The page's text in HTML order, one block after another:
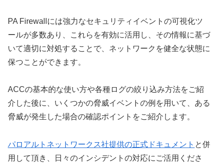
PA Firewallには強力なセキュリティイベントの可視化ツ
ールが多数あり、これらを有効に活用し、その情報に基づ
いて適切に対処することで、ネットワークを健全な状態に
保つことができます。
ACCの基本的な使い方や各種ログの絞り込み方法をご紹
介した後に、いくつかの脅威イベントの例を用いて、ある
脅威が発生した場合の確認ポイントをご紹介します。
パロアルトネットワークス社提供の正式ドキュメント と併
用して頂き、日々のインシデントの対応にご活用くださ